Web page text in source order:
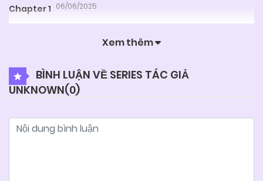
Chapter 1 06/06/2025
Xem thêm
BÌNH LUẬN VỀ SERIES TÁC GIẢ
UNKNOWN(0)